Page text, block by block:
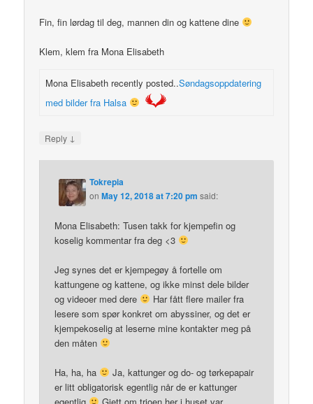
Fin, fin lørdag til deg, mannen din og kattene dine
Klem, klem fra Mona Elisabeth
Mona Elisabeth recently posted..Søndagsoppdatering
med bilder fra Halsa
Reply ↓
Tokrepia
onMay 12, 2018 at 7:20 pm said:
Mona Elisabeth: Tusen takk for kjempefin og
koselig kommentar fra deg <3
Jeg synes det er kjempegøy å fortelle om
kattungene og kattene, og ikke minst dele bilder
og videoer med dere
Har fått flere mailer fra
lesere som spør konkret om abyssiner, og det er
kjempekoselig at leserne mine kontakter meg på
den måten
Ha, ha, ha
Ja, kattunger og do- og tørkepapair
er litt obligatorisk egentlig når de er kattunger